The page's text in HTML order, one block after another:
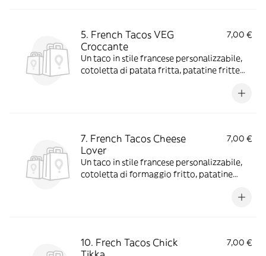
5. French Tacos VEG
Croccante
7,00 €
Un taco in stile francese personalizzabile,
cotoletta di patata fritta, patatine fritte
7. French Tacos Cheese
Lover
7,00 €
Un taco in stile francese personalizzabile,
cotoletta di formaggio fritto, patatine
10. Frech Tacos Chick
7,00 €